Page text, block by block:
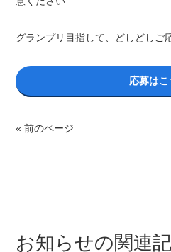
グランプリ目指して、どしどしご
応募はこ
« 前のページ
お知らせの関連